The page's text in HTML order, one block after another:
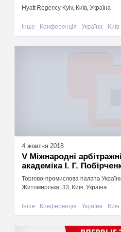
Hyatt Regency Kyiv, Київ, Україна
Інше Конференція Україна Київ
4 жовтня 2018
V Міжнародні
академіка І. Г.
Торгово-промислова палата
Житомирська, 33, Київ, Україна
Інше Конференція Україна Київ